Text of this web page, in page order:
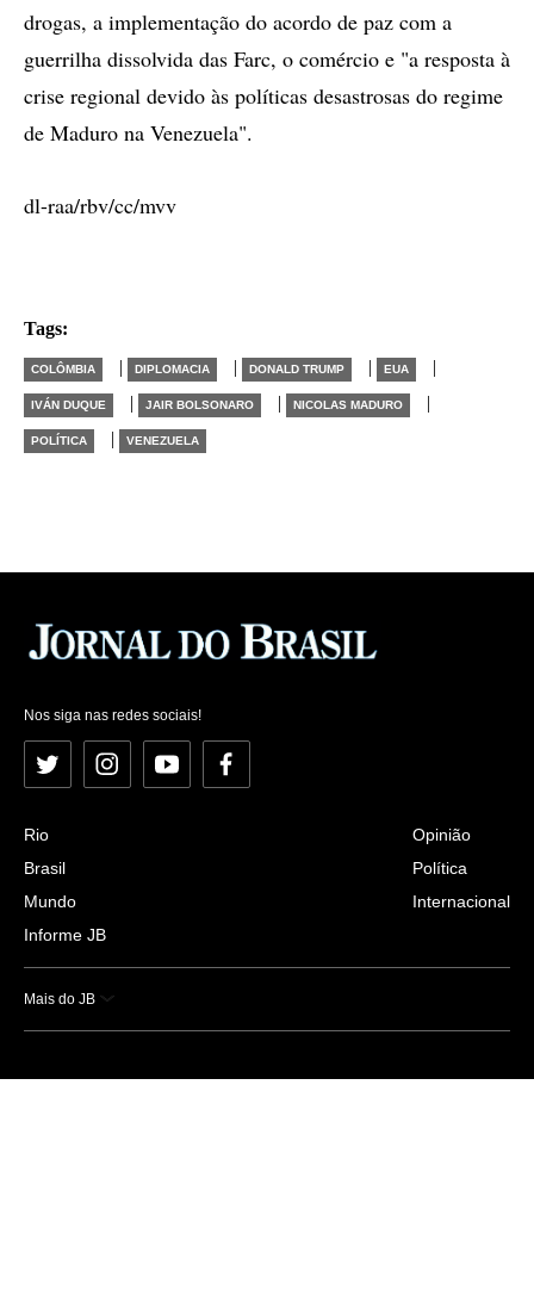
drogas, a implementação do acordo de paz com a
guerrilha dissolvida das Farc, o comércio e "a resposta à
crise regional devido às políticas desastrosas do regime
de Maduro na Venezuela".
dl-raa/rbv/cc/mvv
Tags:
COLÔMBIA | DIPLOMACIA | DONALD TRUMP | EUA |
IVÁN DUQUE | JAIR BOLSONARO | NICOLAS MADURO |
POLÍTICA | VENEZUELA
Nos siga nas redes sociais!
Twitter InstagramYouTubeFacebook
Rio
Brasil
Mundo
Informe JB
Opinião
Política
Internacional
Mais do JB
Esportes